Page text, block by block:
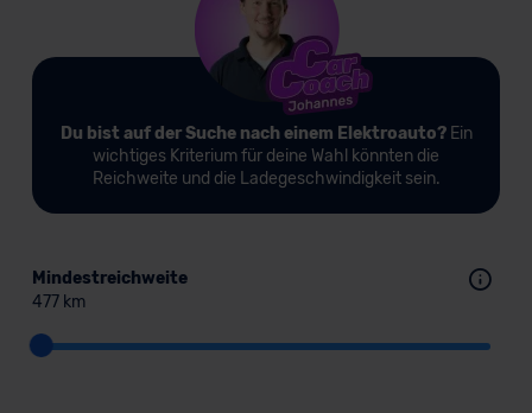
Mindestreichweite
477 km
Du bist auf der Suche nach einem Elektroauto?Ein
wichtiges Kriterium für deine Wahl könnten die
Reichweite und die Ladegeschwindigkeit sein.